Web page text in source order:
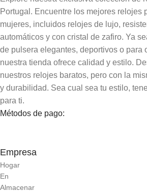
Portugal. Encuentre los mejores relojes
mujeres, incluidos relojes de lujo,
automáticos y con cristal de zafiro. Ya
de pulsera elegantes, deportivos o para
nuestra tienda ofrece calidad y estilo.
nuestros relojes baratos, pero con la
y durabilidad. Sea cual sea tu estilo,
para ti.
Métodos de pago:
Empresa
Hogar
En
Almacenar